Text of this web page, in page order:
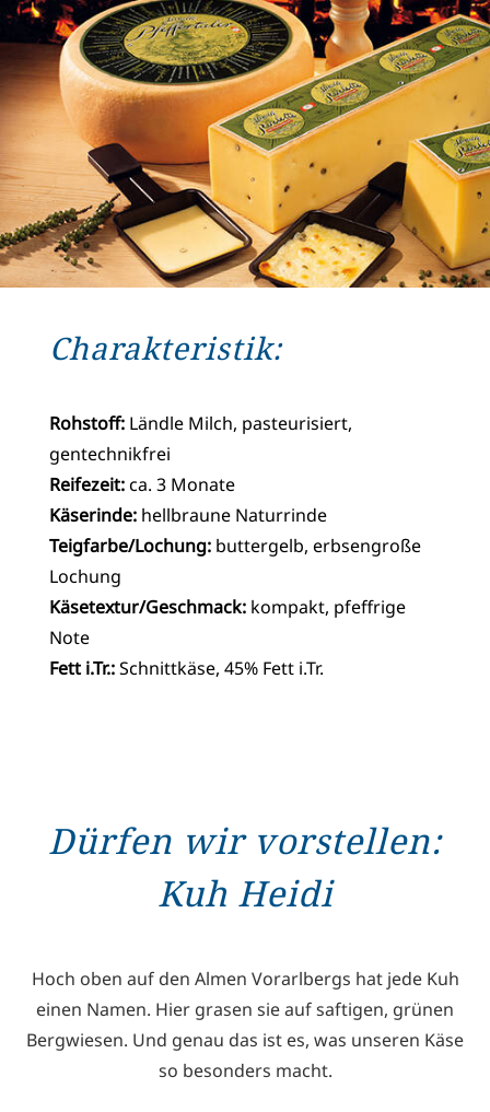
Charakteristik:
Rohstoff: Ländle Milch, pasteurisiert,
gentechnikfrei
Reifezeit:ca. 3 Monate
Käserinde:hellbraune Naturrinde
Teigfarbe/Lochung: buttergelb, erbsengroße
Lochung
Käsetextur/Geschmack:kompakt, pfeffrige
Note
Fett i.Tr.:Schnittkäse, 45% Fett i.Tr.
Dürfen wir vorstellen:
Kuh Heidi
Hoch oben auf den Almen Vorarlbergs hat jede Kuh
einen Namen. Hier grasen sie auf saftigen, grünen
Bergwiesen. Und genau das ist es, was unseren Käse
so besonders macht.